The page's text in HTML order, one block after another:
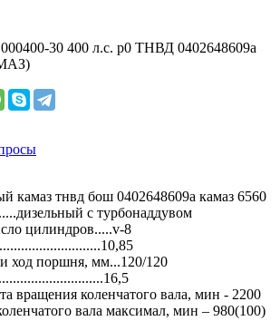
30 400 л.с. р0 ТНВД 0402648609а
камаз тнвд бош 0402648609а камаз 6560
с турбонаддувом
цилиндров.....v-8
ход поршня, мм...120/120
вращения коленчатого вала, мин - 2200
вала максимал, мин – 980(100)